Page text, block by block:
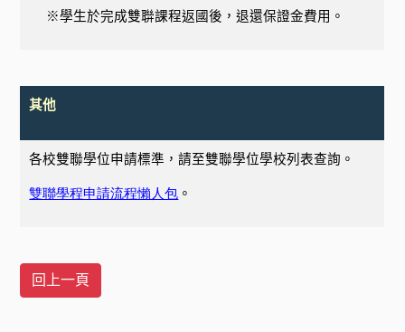
※學生於完成雙聨課程返國後，退還保證金費用。
其他
各校雙聯學位申請標準，請至雙聯學位學校列表查詢。
雙聯學程申請流程懶人包 。